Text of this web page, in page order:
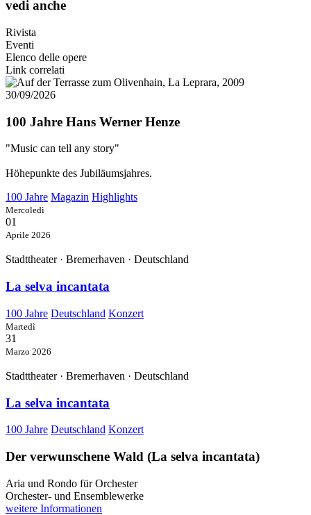
vedi anche
Rivista
Eventi
Elenco delle opere
Link correlati
30/09/2026
100 Jahre Hans Werner Henze
"Music can tell any story"
Höhepunkte des Jubiläumsjahres.
100 Jahre Magazin Highlights
Mercoledì
01
Aprile 2026
Stadttheater · Bremerhaven · Deutschland
La selva incantata
100 Jahre Deutschland Konzert
Martedì
31
Marzo 2026
Stadttheater · Bremerhaven · Deutschland
La selva incantata
100 Jahre Deutschland Konzert
Der verwunschene Wald (La selva incantata)
Aria und Rondo für Orchester
Orchester- und Ensemblewerke
weitere Informationen